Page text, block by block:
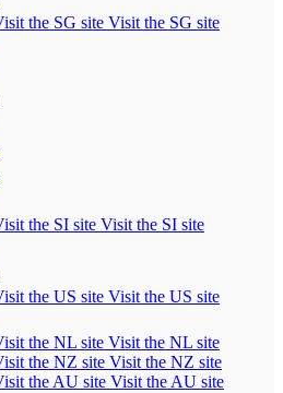
Visit the SG site
Visit the SI site
Visit the US site
Visit the NL site
Visit the NZ site
Visit the AU site